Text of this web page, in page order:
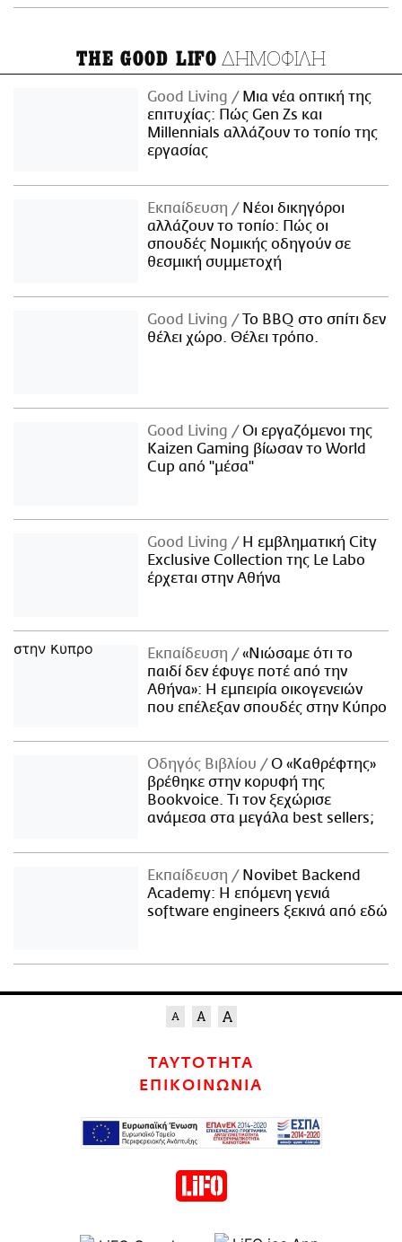
THE GOOD LIFO ΔΗΜΟΦΙΛΗ
Good Living
Μια νέα οπτική της
επιτυχίας: Πώς Gen Zs και
Millennials αλλάζουν το τοπίο της
εργασίας
Εκπαίδευση
Νέοι δικηγόροι
αλλάζουν το τοπίο: Πώς οι
σπουδές Νομικής οδηγούν σε
θεσμική συμμετοχή
Good Living
Το BBQ στο σπίτι δεν
θέλει χώρο. Θέλει τρόπο.
Good Living
Οι εργαζόμενοι της
Kaizen Gaming βίωσαν το World
Cup από "μέσα"
Good Living
Η εμβληματική City
Exclusive Collection της Le Labo
έρχεται στην Αθήνα
Εκπαίδευση
«Νιώσαμε ότι το
παιδί δεν έφυγε ποτέ από την
Αθήνα»: Η εμπειρία οικογενειών
που επέλεξαν σπουδές στην Κύπρο
Οδηγός Βιβλίου
Ο «Καθρέφτης»
βρέθηκε στην κορυφή της
Bookvoice. Τι τον ξεχώρισε
ανάμεσα στα μεγάλα best sellers;
Εκπαίδευση
Novibet Backend
Academy: Η επόμενη γενιά
software engineers ξεκινά από εδώ
ΤΑΥΤΟΤΗΤΑ
ΕΠΙΚΟΙΝΩΝΙΑ